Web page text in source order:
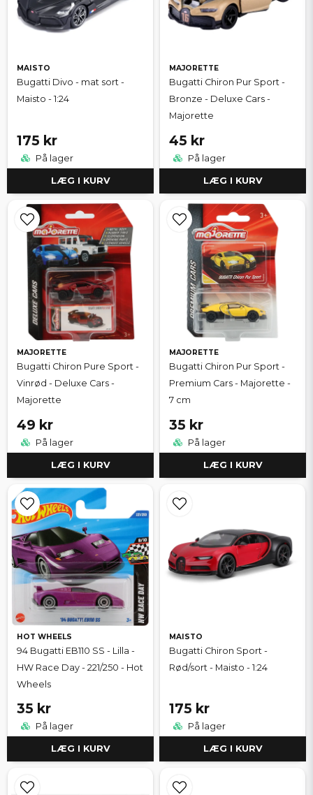
MAISTO
Bugatti Divo - mat sort -
Maisto - 1:24
175 kr
På lager
LÆG I KURV
MAJORETTE
Bugatti Chiron Pur Sport -
Bronze - Deluxe Cars -
Majorette
45 kr
På lager
LÆG I KURV
MAJORETTE
Bugatti Chiron Pure Sport -
Vinrød - Deluxe Cars -
Majorette
49 kr
På lager
LÆG I KURV
MAJORETTE
Bugatti Chiron Pur Sport -
Premium Cars - Majorette -
7 cm
35 kr
På lager
LÆG I KURV
HOT WHEELS
94 Bugatti EB110 SS - Lilla -
HW Race Day - 221/250 - Hot
Wheels
35 kr
På lager
LÆG I KURV
MAISTO
Bugatti Chiron Sport -
Rød/sort - Maisto - 1:24
175 kr
På lager
LÆG I KURV